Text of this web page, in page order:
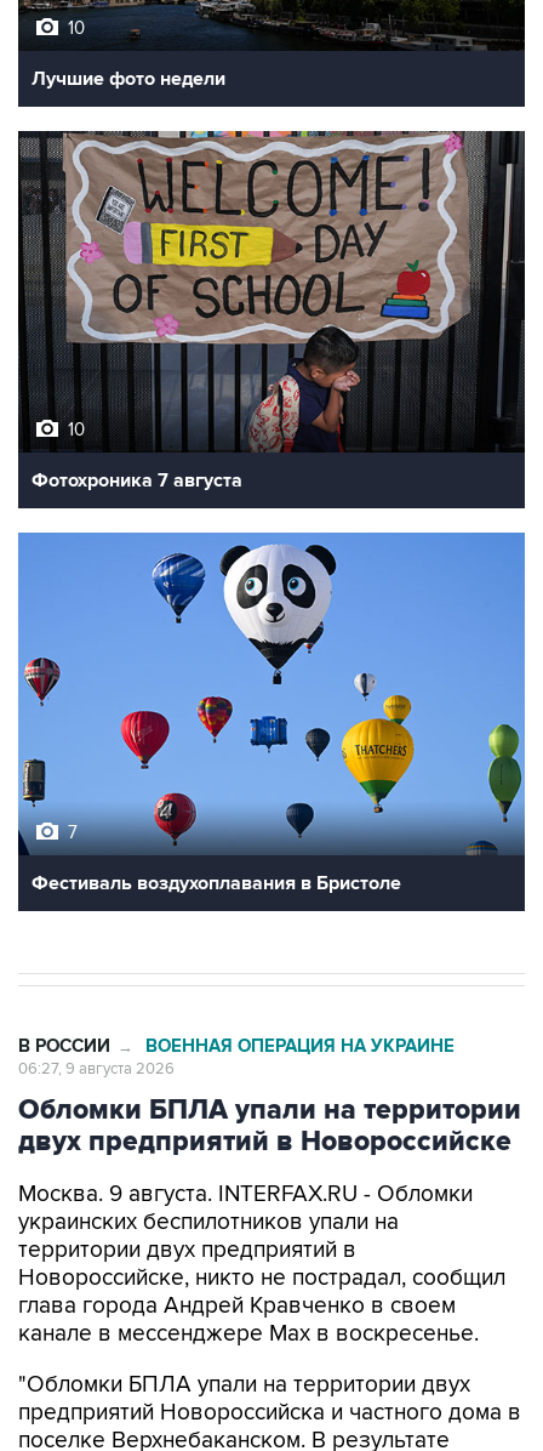
10
Лучшие фото недели
10
Фотохроника 7 августа
7
Фестиваль воздухоплавания в Бристоле
В РОССИИ → ВОЕННАЯ ОПЕРАЦИЯ НА УКРАИНЕ
06:27, 9 августа 2026
Обломки БПЛА упали на территории
двух предприятий в Новороссийске
Москва. 9 августа. INTERFAX.RU - Обломки
украинских беспилотников упали на
территории двух предприятий в
Новороссийске, никто не пострадал, сообщил
глава города Андрей Кравченко в своем
канале в мессенджере Max в воскресенье.
"Обломки БПЛА упали на территории двух
предприятий Новороссийска и частного дома в
поселке Верхнебаканском. В результате